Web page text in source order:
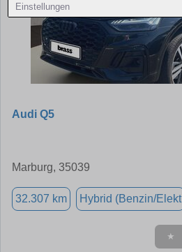
Einstellungen
Audi Q5
Marburg, 35039
32.307 km Hybrid (Benzin/Elekt
★